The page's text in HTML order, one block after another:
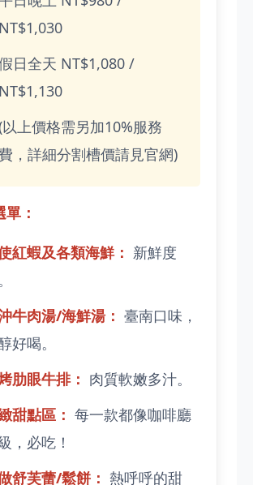
NT$1,030
日全天 NT$1,080 /
NT$1,130
上價格需另加10%服務
費，詳細分割槽價請見官網)
：
紅蝦及各類海鮮： 新鮮度
牛肉湯/海鮮湯： 臺南口味，
好喝。
肋眼牛排： 肉質軟嫩多汁。
甜點區： 每一款都像咖啡廳
，必吃！
舒芙蕾/鬆餅： 熱呼呼的甜